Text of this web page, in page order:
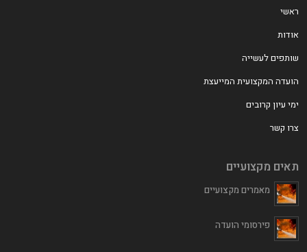
ראשי
אודות
שותפים לעשייה
הועדה המקצועית המייעצת
ימי עיון קרובים
צרו קשר
תאים מקצועיים
מאמרים מקצועיים
פירסומי הועדה